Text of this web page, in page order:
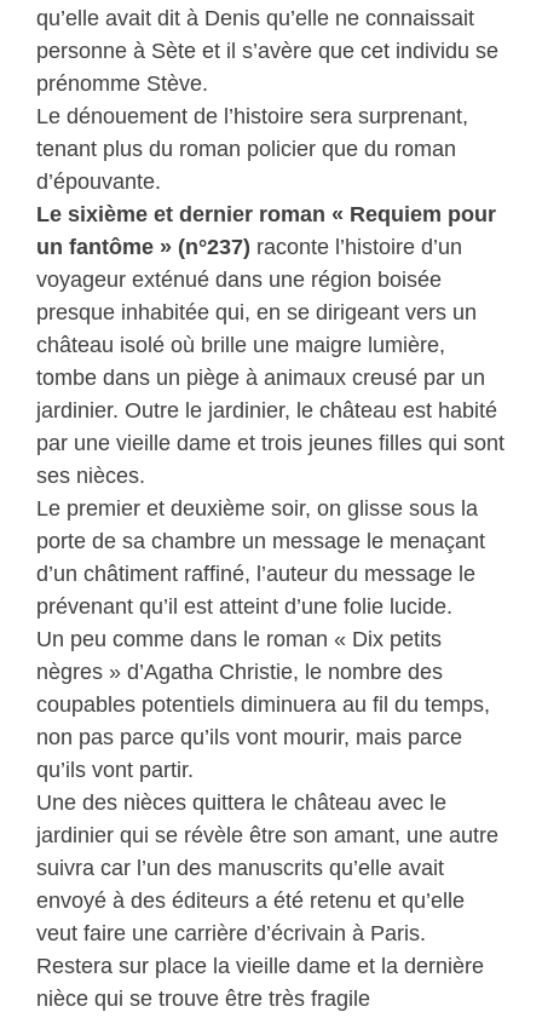
qu’elle avait dit à Denis qu’elle ne connaissait
personne à Sète et il s’avère que cet individu se
prénomme Stève.
Le dénouement de l’histoire sera surprenant,
tenant plus du roman policier que du roman
d’épouvante.
Le sixième et dernier roman « Requiem pour
un fantôme » (n°237) raconte l’histoire d’un
voyageur exténué dans une région boisée
presque inhabitée qui, en se dirigeant vers un
château isolé où brille une maigre lumière,
tombe dans un piège à animaux creusé par un
jardinier. Outre le jardinier, le château est habité
par une vieille dame et trois jeunes filles qui sont
ses nièces.
Le premier et deuxième soir, on glisse sous la
porte de sa chambre un message le menaçant
d’un châtiment raffiné, l’auteur du message le
prévenant qu’il est atteint d’une folie lucide.
Un peu comme dans le roman « Dix petits
nègres » d’Agatha Christie, le nombre des
coupables potentiels diminuera au fil du temps,
non pas parce qu’ils vont mourir, mais parce
qu’ils vont partir.
Une des nièces quittera le château avec le
jardinier qui se révèle être son amant, une autre
suivra car l’un des manuscrits qu’elle avait
envoyé à des éditeurs a été retenu et qu’elle
veut faire une carrière d’écrivain à Paris.
Restera sur place la vieille dame et la dernière
nièce qui se trouve être très fragile